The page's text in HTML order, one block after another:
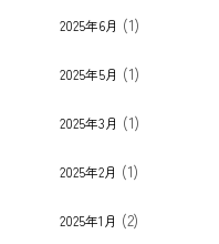
2025年6月 (1)
2025年5月 (1)
2025年3月 (1)
2025年2月 (1)
2025年1月 (2)